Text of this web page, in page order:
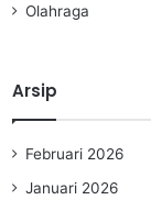
Olahraga
Arsip
Februari 2026
Januari 2026